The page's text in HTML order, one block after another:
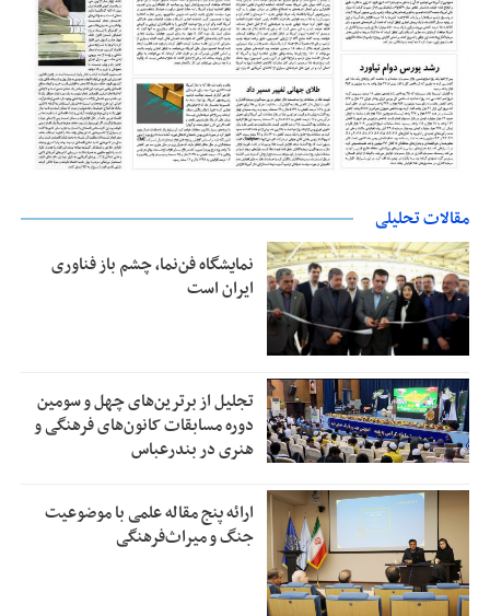
مقالات تحلیلی
نمایشگاه فن‌نما، چشم باز فناوری
ایران است
تجلیل از بر‌ترین‌های چهل و سومین
دوره مسابقات کانون‌های فرهنگی و
هنری در بندرعباس
ارائه پنج مقاله علمی با موضوعیت
جنگ و میراث‌فرهنگی